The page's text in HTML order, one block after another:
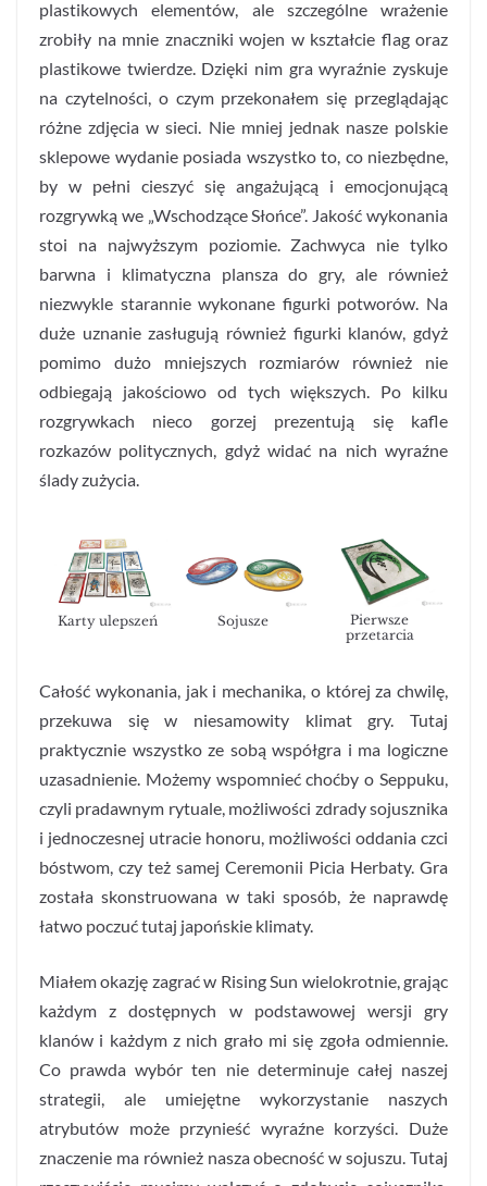
plastikowych elementów, ale szczególne wrażenie
zrobiły na mnie znaczniki wojen w kształcie flag oraz
plastikowe twierdze. Dzięki nim gra wyraźnie zyskuje
na czytelności, o czym przekonałem się przeglądając
różne zdjęcia w sieci. Nie mniej jednak nasze polskie
sklepowe wydanie posiada wszystko to, co niezbędne,
by w pełni cieszyć się angażującą i emocjonującą
rozgrywką we „Wschodzące Słońce”. Jakość wykonania
stoi na najwyższym poziomie. Zachwyca nie tylko
barwna i klimatyczna plansza do gry, ale również
niezwykle starannie wykonane figurki potworów. Na
duże uznanie zasługują również figurki klanów, gdyż
pomimo dużo mniejszych rozmiarów również nie
odbiegają jakościowo od tych większych. Po kilku
rozgrywkach nieco gorzej prezentują się kafle
rozkazów politycznych, gdyż widać na nich wyraźne
ślady zużycia.
Karty ulepszeń Sojusze
Pierwsze
przetarcia
Całość wykonania, jak i mechanika, o której za chwilę,
przekuwa się w niesamowity klimat gry. Tutaj
praktycznie wszystko ze sobą współgra i ma logiczne
uzasadnienie. Możemy wspomnieć choćby o Seppuku,
czyli pradawnym rytuale, możliwości zdrady sojusznika
i jednoczesnej utracie honoru, możliwości oddania czci
bóstwom, czy też samej Ceremonii Picia Herbaty. Gra
została skonstruowana w taki sposób, że naprawdę
łatwo poczuć tutaj japońskie klimaty.
Miałem okazję zagrać w Rising Sun wielokrotnie, grając
każdym z dostępnych w podstawowej wersji gry
klanów i każdym z nich grało mi się zgoła odmiennie.
Co prawda wybór ten nie determinuje całej naszej
strategii, ale umiejętne wykorzystanie naszych
atrybutów może przynieść wyraźne korzyści. Duże
znaczenie ma również nasza obecność w sojuszu. Tutaj